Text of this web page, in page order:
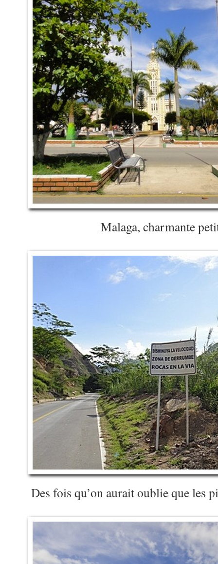
Malaga, charmante
Des fois qu’on aurait oublie que les